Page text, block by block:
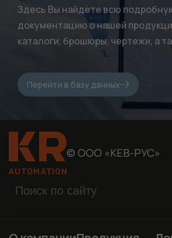
Здесь Вы найдете всю
документацию о нашей
каталоги, брошюры, чертежи, а
Перейти в базу данных
© ООО «КЕВ-РУС»